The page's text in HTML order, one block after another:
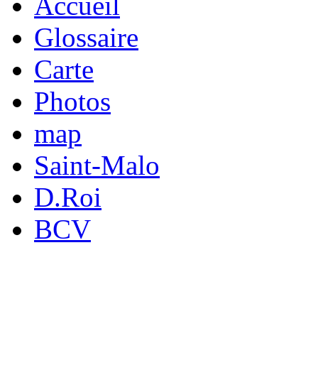
Glossaire
Carte
Photos
map
Saint-Malo
D.Roi
BCV